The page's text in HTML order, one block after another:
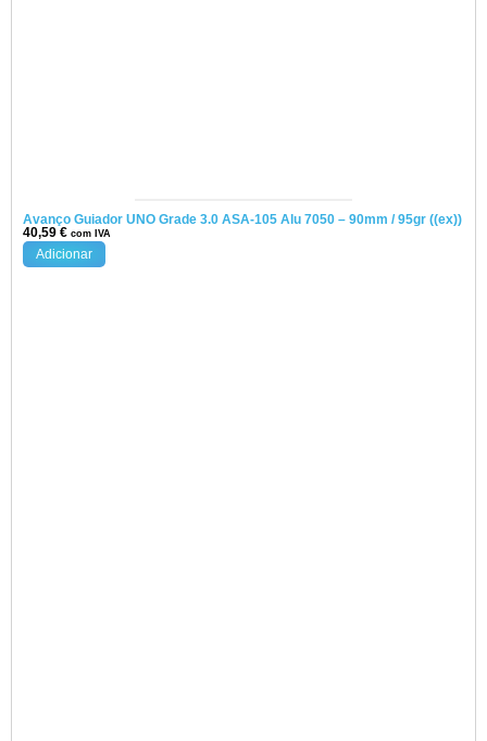
Avanço Guiador UNO Grade 3.0 ASA-105 Alu 7050 – 90mm / 95gr ((ex))
40,59 € com IVA
Adicionar